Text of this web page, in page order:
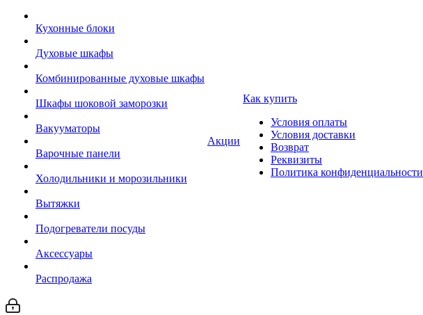
Кухонные блоки
Духовые шкафы
Комбинированные духовые шкафы
Шкафы шоковой заморозки
Вакууматоры
Варочные панели
Холодильники и морозильники
Вытяжки
Подогреватели посуды
Аксессуары
Распродажа
Акции
Как купить
Условия оплаты
Условия доставки
Возврат
Реквизиты
Политика конфиденциальности